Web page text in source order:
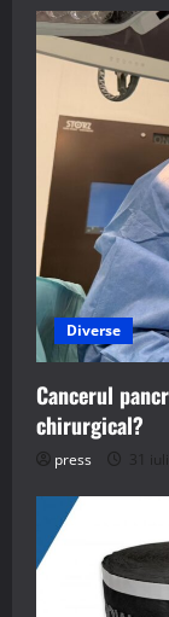
Diverse
Cancerul
chirurgical?
press 31